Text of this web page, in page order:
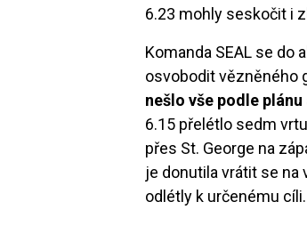
6.23 mohly seskočit i
Komanda SEAL se do
osvobodit vězněného
nešlo vše podle
6.15 přelétlo sedm
přes St. George na
je donutila vrátit se na
odlétly k určenému cíli.